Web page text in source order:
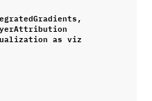
,
as viz